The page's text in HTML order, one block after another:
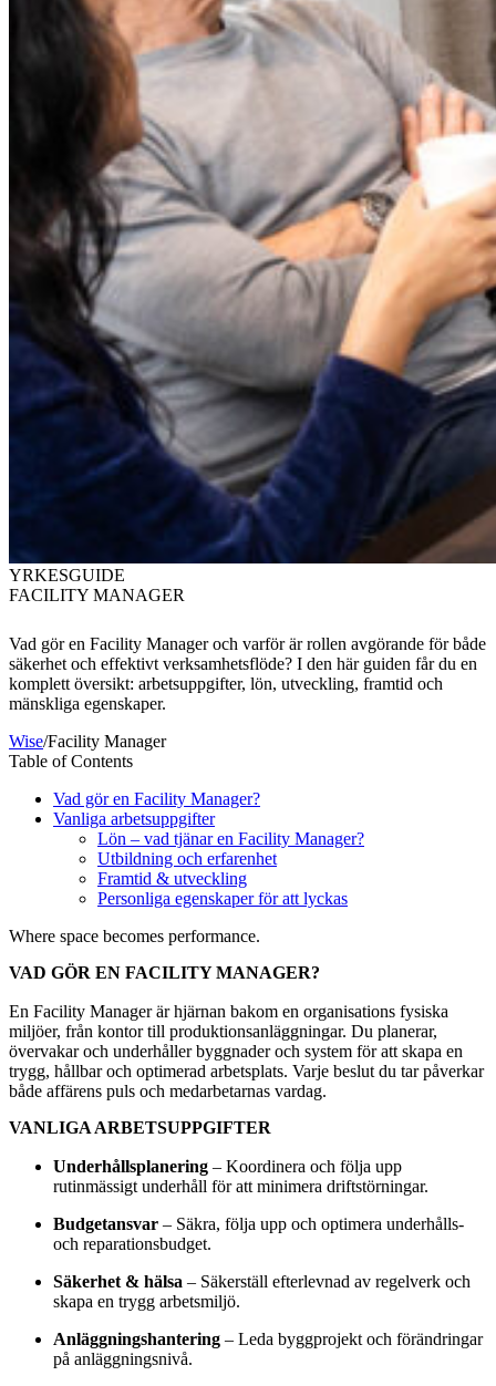
YRKESGUIDE
FACILITY MANAGER
Vad gör en Facility Manager och varför är rollen avgörande för både
säkerhet och effektivt verksamhetsflöde? I den här guiden får du en
komplett översikt: arbetsuppgifter, lön, utveckling, framtid och
mänskliga egenskaper.
Wise/Facility Manager
Table of Contents
Vad gör en Facility Manager?
Vanliga arbetsuppgifter
Lön – vad tjänar en Facility Manager?
Utbildning och erfarenhet
Framtid & utveckling
Personliga egenskaper för att lyckas
Where space becomes performance.
VAD GÖR EN FACILITY MANAGER?
En Facility Manager är hjärnan bakom en organisations fysiska
miljöer, från kontor till produktionsanläggningar. Du planerar,
övervakar och underhåller byggnader och system för att skapa en
trygg, hållbar och optimerad arbetsplats. Varje beslut du tar påverkar
både affärens puls och medarbetarnas vardag.
VANLIGA ARBETSUPPGIFTER
Underhållsplanering – Koordinera och följa upp
rutinmässigt underhåll för att minimera driftstörningar.
Budgetansvar – Säkra, följa upp och optimera underhålls-
och reparationsbudget.
Säkerhet & hälsa – Säkerställ efterlevnad av regelverk och
skapa en trygg arbetsmiljö.
Anläggningshantering – Leda byggprojekt och förändringar
på anläggningsnivå.